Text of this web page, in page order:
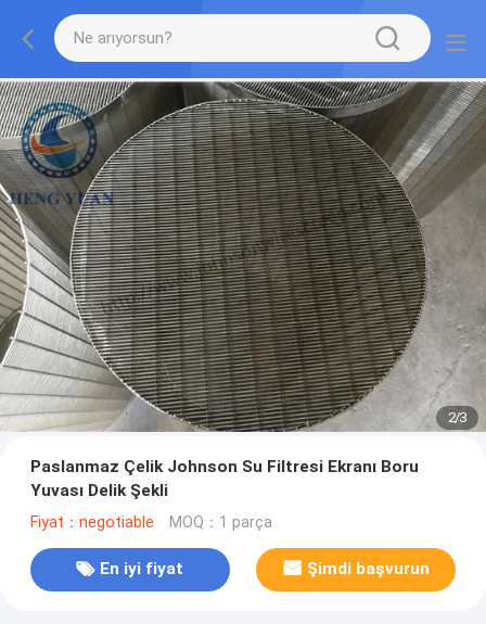
2/3
Paslanmaz Çelik Johnson Su Filtresi Ekranı Boru
Yuvası Delik Şekli
Fiyat：negotiable MOQ：1 parça
En iyi fiyat Şimdi başvurun